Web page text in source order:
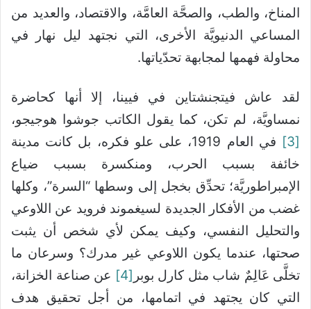
المناخ، والطب، والصحَّة العامَّة، والاقتصاد، والعديد من
المساعي الدنيويَّة الأخرى، التي نجتهد ليل نهار في
محاولة فهمها لمجابهة تحدّياتها.
لقد عاش فيتجنشتاين في فيينا، إلا أنها كحاضرة
نمساويَّة، لم تكن، كما يقول الكاتب جوشوا هوجيجو،
[3]
في العام 1919، على علو فكره، بل كانت مدينة
خائفة بسبب الحرب، ومنكسرة بسبب ضياع
الإمبراطوريَّة؛ تحدِّق بخجل إلى وسطها “السرة”، وكلها
غضب من الأفكار الجديدة لسيغموند فرويد عن اللاوعي
والتحليل النفسي، وكيف يمكن لأي شخص أن يثبت
صحتها، عندما يكون اللاوعي غير مدرك؟ وسرعان ما
تخلَّى عَالِمٌ شاب مثل كارل بوبر [4]
عن صناعة الخزانة،
التي كان يجتهد في اتمامها، من أجل تحقيق هدف